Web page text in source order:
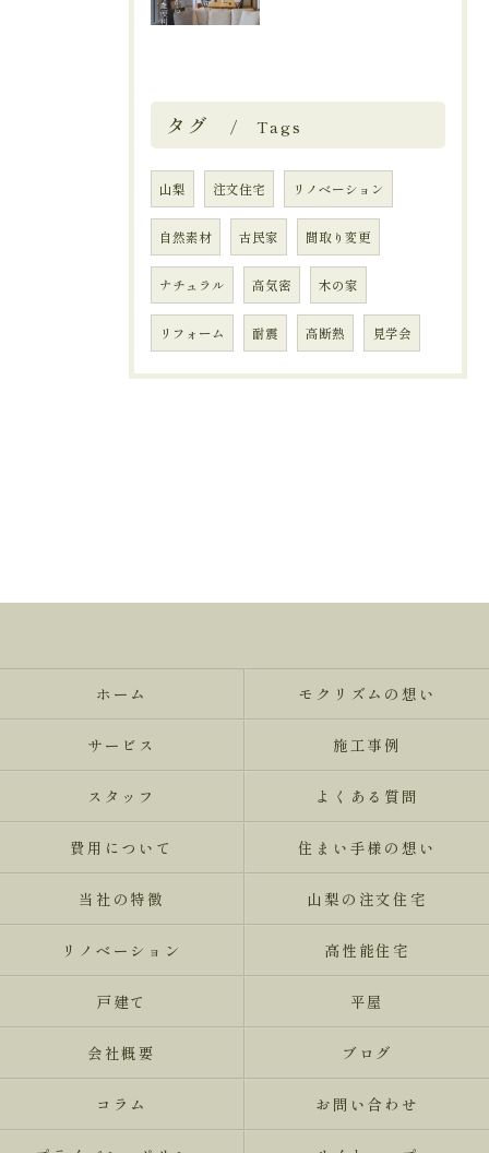
タグ Tags
山梨 注文住宅 リノベーション
自然素材 古民家 間取り変更
ナチュラル 高気密 木の家
リフォーム 耐震 高断熱 見学会
ホーム モクリズムの想い
サービス 施工事例
スタッフ よくある質問
費用について 住まい手様の想い
当社の特徴 山梨の注文住宅
リノベーション 高性能住宅
戸建て 平屋
会社概要 ブログ
コラム お問い合わせ